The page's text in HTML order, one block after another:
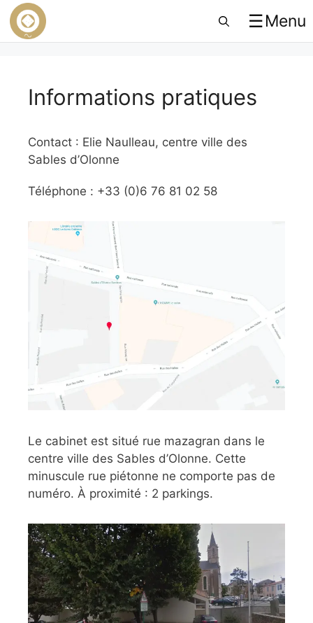
☰Menu
Informations pratiques
Contact : Elie Naulleau, centre ville des
Sables d’Olonne
Téléphone : +33 (0)6 76 81 02 58
Le cabinet est situé rue mazagran dans le
centre ville des Sables d’Olonne. Cette
minuscule rue piétonne ne comporte pas de
numéro. À proximité : 2 parkings.